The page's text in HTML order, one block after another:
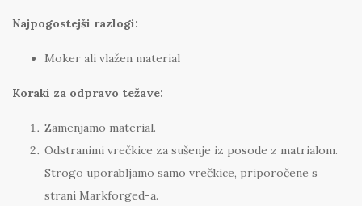
Najpogostejši razlogi:
Moker ali vlažen material
Koraki za odpravo težave:
Zamenjamo material.
Odstranimi vrečkice za sušenje iz posode z matrialom.
Strogo uporabljamo samo vrečkice, priporočene s
strani Markforged-a.